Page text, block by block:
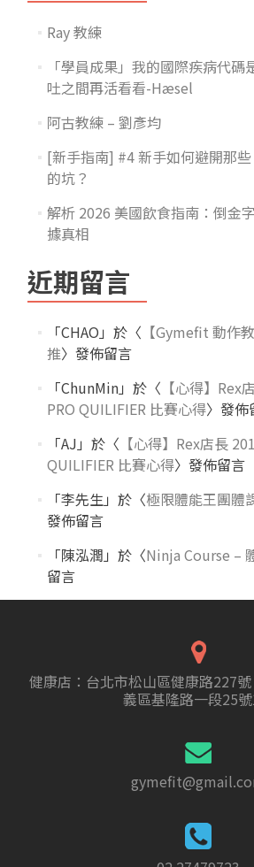
Ray 教練
「學員成果」我的國際疾病代
吐之間再活看看-Hæsel
阿古教練 – 劉彥均
[新手指南] #4 新手如何避開那些
的坑？
解析 2026 美國飲食指南：倒金
據真相
近期留言
「CHAO 」於〈 【Gymefit 動作
推〉發佈留言
「ChunMin」於〈 【心得】Rex
PRO QUILIFIER 比賽心得〉發佈
「AJ 」於〈 【心得】Rex店長
QUILIFIER 比賽心得〉發佈留言
「李先生」於〈極限體能王團體
發佈留言
「陳泓潤 」於〈Ninja Course –
留言
健康店：台北市松山區健康路227
義區基隆路一段25